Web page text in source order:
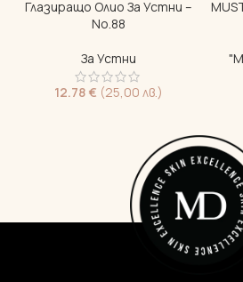
Глазиращо Олио За Устни –
No.88
За Устни
12.78 € (25,00 лв.)